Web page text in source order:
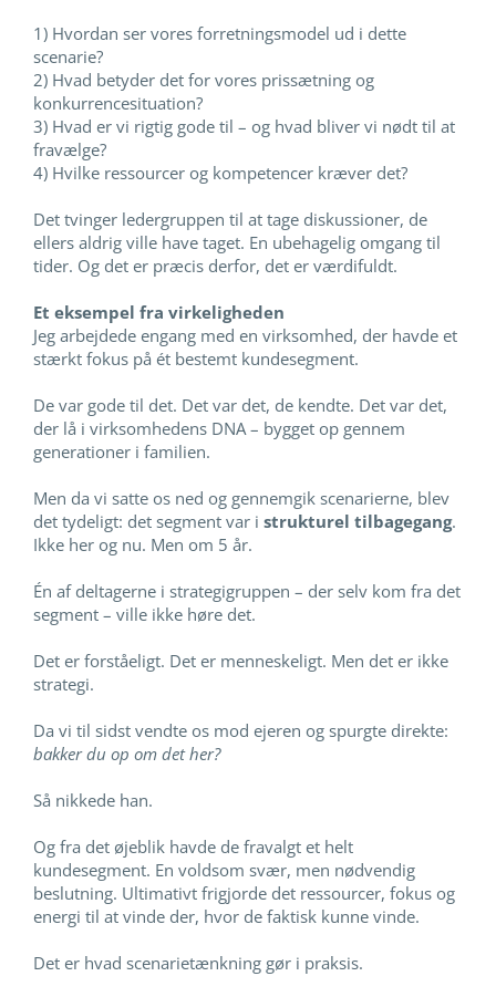
1) Hvordan ser vores forretningsmodel ud i dette
scenarie?
2) Hvad betyder det for vores prissætning og
konkurrencesituation?
3) Hvad er vi rigtig gode til – og hvad bliver vi nødt til at
fravælge?
4) Hvilke ressourcer og kompetencer kræver det?
Det tvinger ledergruppen til at tage diskussioner, de
ellers aldrig ville have taget. En ubehagelig omgang til
tider. Og det er præcis derfor, det er værdifuldt.
Et eksempel fra virkeligheden
Jeg arbejdede engang med en virksomhed, der havde et
stærkt fokus på ét bestemt kundesegment.
De var gode til det. Det var det, de kendte. Det var det,
der lå i virksomhedens DNA – bygget op gennem
generationer i familien.
Men da vi satte os ned og gennemgik scenarierne, blev
det tydeligt: det segment var i strukturel tilbagegang.
Ikke her og nu. Men om 5 år.
Én af deltagerne i strategigruppen – der selv kom fra det
segment – ville ikke høre det.
Det er forståeligt. Det er menneskeligt. Men det er ikke
strategi.
Da vi til sidst vendte os mod ejeren og spurgte direkte:
bakker du op om det her?
Så nikkede han.
Og fra det øjeblik havde de fravalgt et helt
kundesegment. En voldsom svær, men nødvendig
beslutning. Ultimativt frigjorde det ressourcer, fokus og
energi til at vinde der, hvor de faktisk kunne vinde.
Det er hvad scenarietænkning gør i praksis.